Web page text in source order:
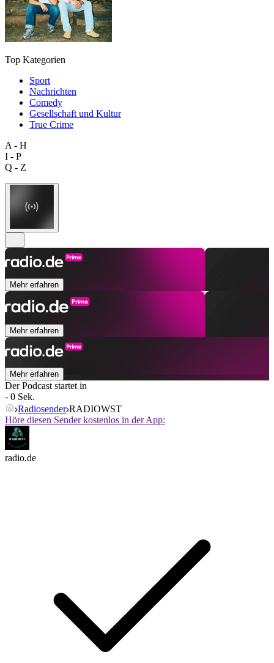
Top Kategorien
Sport
Nachrichten
Comedy
Gesellschaft und Kultur
True Crime
A - H
I - P
Q - Z
Mehr erfahren
Mehr erfahren
Mehr erfahren
Der Podcast startet in
- 0 Sek.
Radiosender RADIOWST
Höre diesen Sender kostenlos in der App:
radio.de